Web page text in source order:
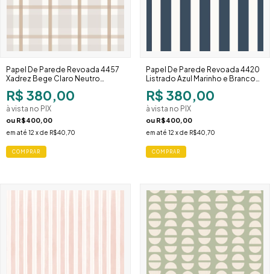
Papel De Parede Revoada 4457
Xadrez Bege Claro Neutro
Sofisticado
R$ 380,00
à vista no PIX
ou R$400,00
em até 12 x de R$40,70
Papel De Parede Revoada 4420
Listrado Azul Marinho e Branco
Listras Largas
R$ 380,00
à vista no PIX
ou R$400,00
em até 12 x de R$40,70